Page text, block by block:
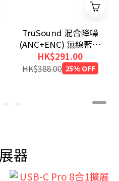
TruSound 混合降噪
(ANC+ENC) 無線藍牙
耳機
HK$291.00
HK$388.00 25% OFF
器